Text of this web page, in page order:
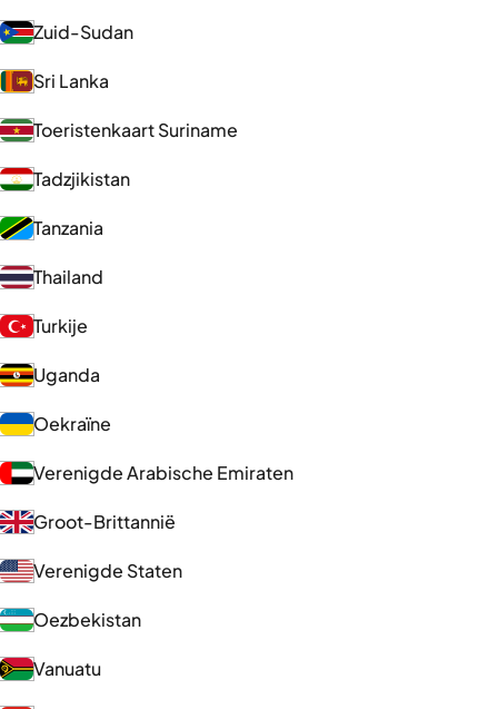
Zuid-Sudan
Sri Lanka
Toeristenkaart Suriname
Tadzjikistan
Tanzania
Thailand
Turkije
Uganda
Oekraïne
Verenigde Arabische Emiraten
Groot-Brittannië
Verenigde Staten
Oezbekistan
Vanuatu